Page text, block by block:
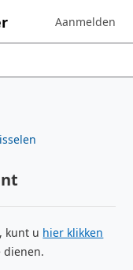
Sign in to your
Aanmelden
kunt u hier klikken
dienen.